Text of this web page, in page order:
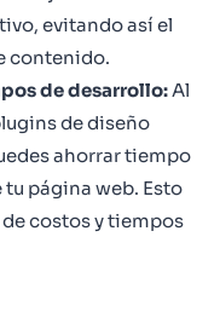
evitando así el
contenido.
de desarrollo:Al
de diseño
ahorrar tiempo
tu página web. Esto
costos y tiempos